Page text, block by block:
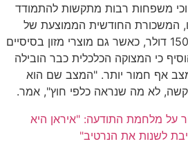
וכי משפחות רבות מתקשות להתמודד
המשכורת החודשית הממוצעת של
עובד באיראן עומדת על כ-150 דולר, כאשר גם מוצרי מזון בסיסיים
כי המצוקה הכלכלית כבר הובילה
אף חמור יותר. "המצב שם הוא
לא מה שנראה כלפי חוץ", אמר.
על מלחמת התודעה: "איראן היא
לשנות את הנרטיב"